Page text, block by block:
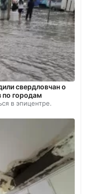
свердловчан о
по городам
в эпицентре.